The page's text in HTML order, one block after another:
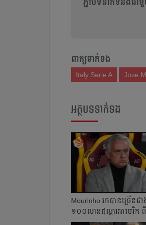
ភ្ជាប់ទំនាក់ទំនងជា
ពាក្យទាក់ទង
Italy Serie A Jose
អត្ថបទទាក់ទង
Mourinho រក​បាន​ច្រើន​ជា
១០០លាន​ដុល្លារ​អាមេរិក
របួស​ផ្លូវ...